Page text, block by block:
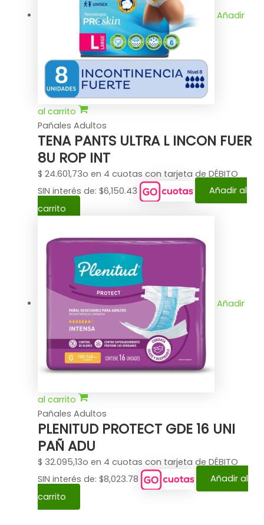
Añadir
al carrito
Pañales Adultos
TENA PANTS ULTRA L INCON FUER
8U ROP INT
$ 24.601,73o en 4 cuotas con tarjeta de DÉBITO
SIN interés de: $6,150.43
Añadir al
carrito
Añadir
al carrito
Pañales Adultos
PLENITUD PROTECT GDE 16 UNI
PAÑ ADU
$ 32.095,13o en 4 cuotas con tarjeta de DÉBITO
SIN interés de: $8,023.78
Añadir al
carrito